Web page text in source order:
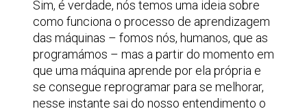
Sim, é verdade, nós temos uma ideia sobre
como funciona o processo de aprendizagem
das máquinas – fomos nós, humanos, que as
programámos – mas a partir do momento em
que uma máquina aprende por ela própria e
se consegue reprogramar para se melhorar,
nesse instante sai do nosso entendimento o